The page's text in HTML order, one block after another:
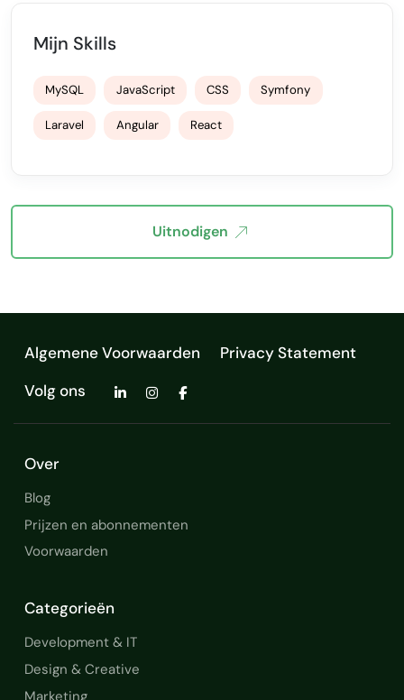
Mijn Skills
MySQL JavaScript CSS Symfony
Laravel Angular React
Uitnodigen
Algemene Voorwaarden
Privacy Statement
Volg ons
Over
Blog
Prijzen en abonnementen
Voorwaarden
Categorieën
Development & IT
Design & Creative
Marketing